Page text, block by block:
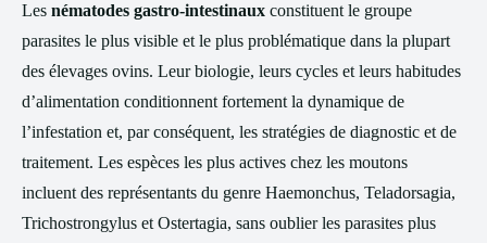
Les nématodes gastro-intestinaux constituent le groupe
parasites le plus visible et le plus problématique dans la plupart
des élevages ovins. Leur biologie, leurs cycles et leurs habitudes
d’alimentation conditionnent fortement la dynamique de
l’infestation et, par conséquent, les stratégies de diagnostic et de
traitement. Les espèces les plus actives chez les moutons
incluent des représentants du genre Haemonchus, Teladorsagia,
Trichostrongylus et Ostertagia, sans oublier les parasites plus